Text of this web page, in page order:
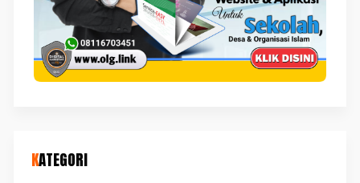
KATEGORI